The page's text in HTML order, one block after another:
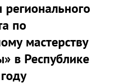
регионального
по
мастерству
в Республике